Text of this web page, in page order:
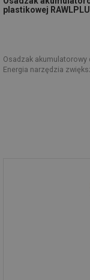
plastikowej
Osadzak
Energia narzędzia